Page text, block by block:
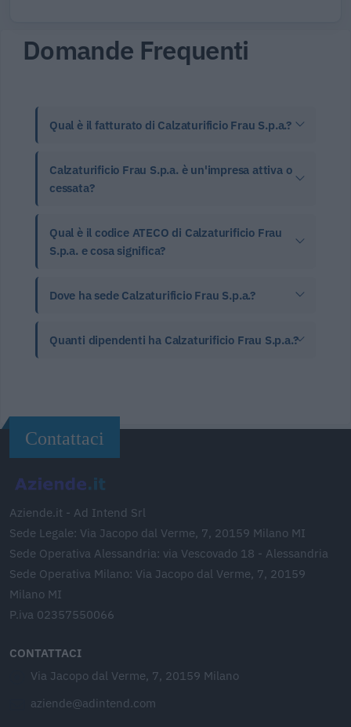
Domande Frequenti
Qual è il fatturato di Calzaturificio Frau S.p.a.?
Calzaturificio Frau S.p.a. è un'impresa attiva o
cessata?
Qual è il codice ATECO di Calzaturificio Frau
S.p.a. e cosa significa?
Dove ha sede Calzaturificio Frau S.p.a.?
Quanti dipendenti ha Calzaturificio Frau S.p.a.?
Contattaci
Aziende.it - Ad Intend Srl
Sede Legale: Via Jacopo dal Verme, 7, 20159 Milano MI
Sede Operativa Alessandria: via Vescovado 18 - Alessandria
Sede Operativa Milano: Via Jacopo dal Verme, 7, 20159
Milano MI
P.iva 02357550066
CONTATTACI
Via Jacopo dal Verme, 7, 20159 Milano
aziende@adintend.com